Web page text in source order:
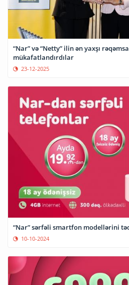
“Nar” və “Netty” ilin ən yaxşı
mükafatlandırdılar
23-12-2025
“Nar” sərfəli smartfon modellərini
10-10-2024